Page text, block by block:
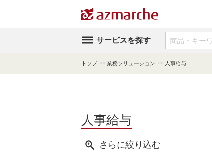
 サービスを探す
トップ >> 業務ソリューション >> 人事給与
人事給与
 さらに絞り込む